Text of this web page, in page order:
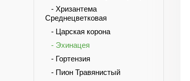
- Хризантема
Среднецветковая
- Царская корона
- Эхинацея
- Гортензия
- Пион Травянистый